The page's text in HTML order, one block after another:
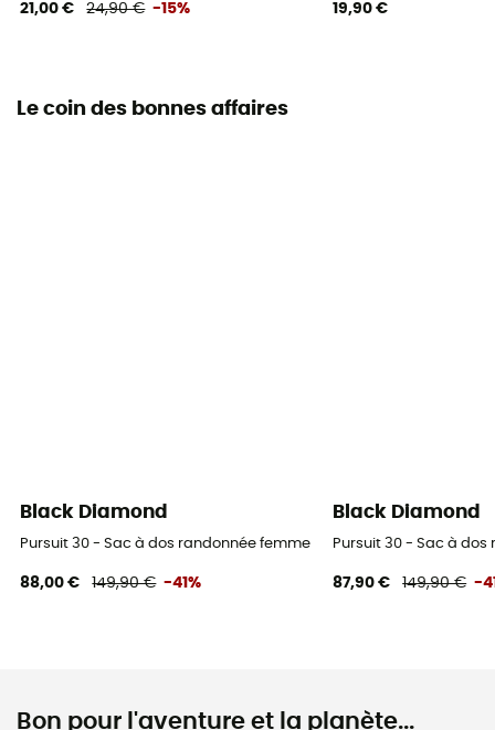
21,00 € 24,90 € -15% 19,90 €
Le coin des bonnes affaires
Black Diamond
Pursuit 30 - Sac à dos randonnée femme
88,00 € 149,90 € -41%
Black Diamond
Pursuit 30 - Sac à
87,90 € 149,90 € -
Bon pour l'aventure et la planète...